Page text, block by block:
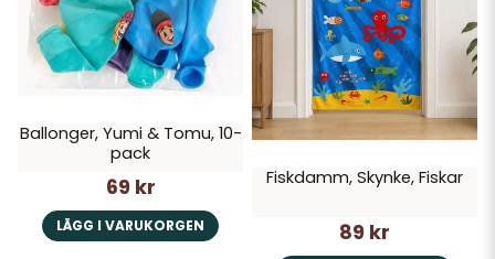
Ballonger, Yumi & Tomu, 10-
pack
69 kr
LÄGG I VARUKORGEN
Fiskdamm, Skynke, Fiskar
89 kr